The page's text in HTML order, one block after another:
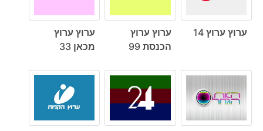
ערוץ ערוץ 14
ערוץ ערוץ
הכנסת 99
ערוץ ערוץ
מכאן 33